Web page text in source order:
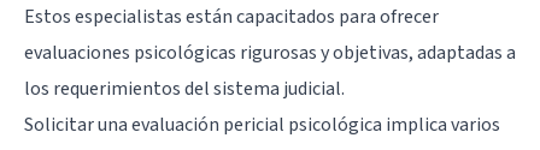
Estos especialistas están capacitados para ofrecer
evaluaciones psicológicas rigurosas y objetivas, adaptadas a
los requerimientos del sistema judicial.
Solicitar una evaluación pericial psicológica implica varios